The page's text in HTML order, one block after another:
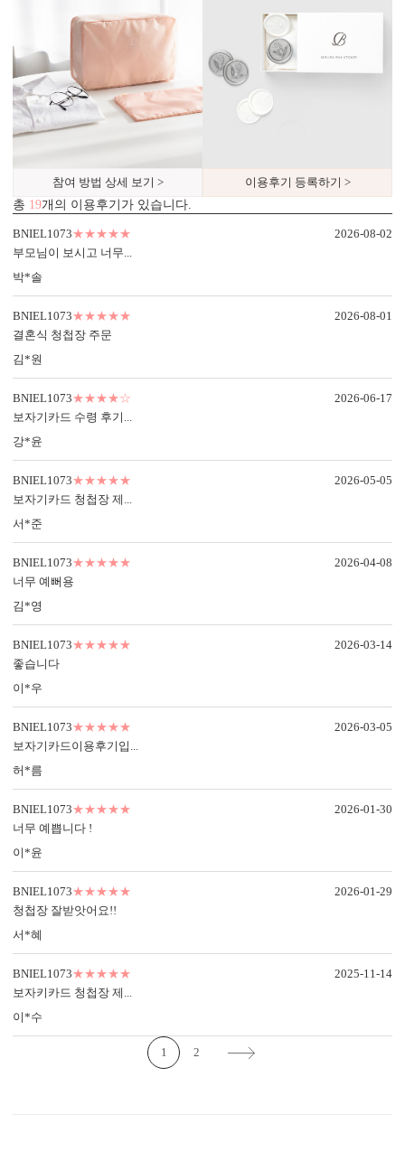
기본 주소형, 디자인형, 문구 인쇄 등 다양한 편집을 제공합니다.
실용성과 감성을 모두 담으세요.
디자인형
수 있습니다.
컬러 봉투
BNIEL1073의 제작 공정
특별한 당신과의 만남을 준비하는
BNIEL1073의 제작 공법을 확인하세요.
참여 방법 상세 보기 >
이용후기 등록하기 >
총 19개의 이용후기가 있습니다.
BNIEL1073★★★★★
부모님이 보시고 너무...
박*솔
2026-08-02
BNIEL1073★★★★★
결혼식 청첩장 주문
김*원
2026-08-01
BNIEL1073★★★★☆
보자기카드 수령 후기...
강*윤
2026-06-17
BNIEL1073★★★★★
보자기카드 청첩장 제...
서*준
2026-05-05
BNIEL1073★★★★★
너무 예뻐용
김*영
2026-04-08
BNIEL1073★★★★★
좋습니다
이*우
2026-03-14
BNIEL1073★★★★★
보자기카드이용후기입...
허*름
2026-03-05
BNIEL1073★★★★★
너무 예쁩니다 !
이*윤
2026-01-30
BNIEL1073★★★★★
청첩장 잘받앗어요!!
서*혜
2026-01-29
BNIEL1073★★★★★
보자키카드 청첩장 제...
이*수
2025-11-14
1 2